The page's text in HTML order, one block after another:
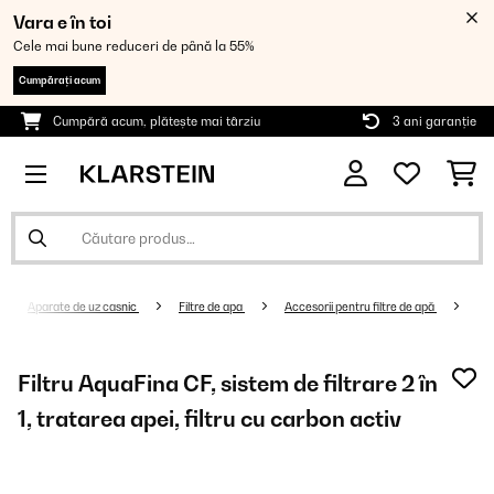
Vara e în toi
Cele mai bune reduceri de până la 55%
Cumpărați acum
Cumpără acum, plătește mai târziu 3 ani garanție
Aparate de uz casnic Filtre de apa Accesorii pentru filtre de apă
Filtru AquaFina CF, sistem de filtrare 2 în
1, tratarea apei, filtru cu carbon activ